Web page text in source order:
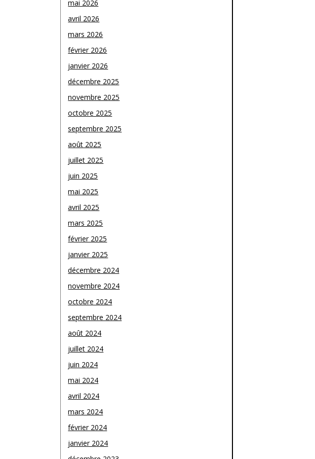
mai 2026
avril 2026
mars 2026
février 2026
janvier 2026
décembre 2025
novembre 2025
octobre 2025
septembre 2025
août 2025
juillet 2025
juin 2025
mai 2025
avril 2025
mars 2025
février 2025
janvier 2025
décembre 2024
novembre 2024
octobre 2024
septembre 2024
août 2024
juillet 2024
juin 2024
mai 2024
avril 2024
mars 2024
février 2024
janvier 2024